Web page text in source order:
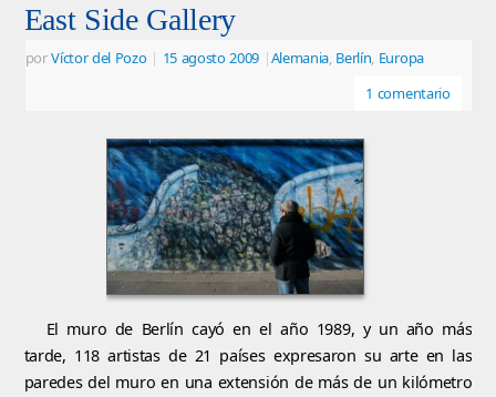
East Side Gallery
porVíctor del Pozo | 15 agosto 2009 |Alemania, Berlín Europa
1 comentario
El muro de Berlín cayó en el año 1989, y un año más
tarde, 118 artistas de 21 países expresaron su arte en las
paredes del muro en una extensión de más de un kilómetro